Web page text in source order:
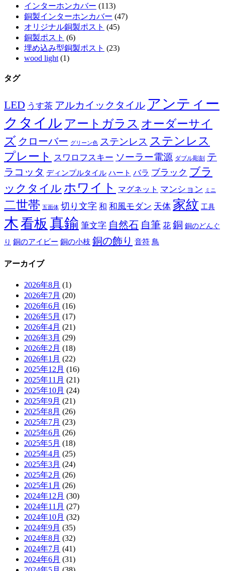
インターホンカバー (113)
銅製インターホンカバー (47)
オリジナル銅製ポスト (45)
銅製ポスト (6)
埋め込み型銅製ポスト (23)
wood light (1)
タグ
LED うす茶 アルカイックタイル アンティー
クタイル アートガラス オーダーサイ
ズ クローバー グリーン色 ステンレス ステンレス
プレート スワロフスキー ソーラー電源 ダブル彫刻 テ
ラコッタ ディンプルタイル ハート バラ ブラック ブラ
ックタイル ホワイト マグネット マンション ミニ
二世帯 五面体 切り文字 和 和風モダン 天体 家紋 工具
木看板 真鍮 筆文字 自然石 自筆 花 銅 銅のどんぐ
り 銅のアイビー 銅の小枝 銅の飾り 音符 鳥
アーカイブ
2026年8月 (1)
2026年7月 (20)
2026年6月 (16)
2026年5月 (17)
2026年4月 (21)
2026年3月 (29)
2026年2月 (18)
2026年1月 (22)
2025年12月 (16)
2025年11月 (21)
2025年10月 (24)
2025年9月 (21)
2025年8月 (26)
2025年7月 (23)
2025年6月 (26)
2025年5月 (18)
2025年4月 (25)
2025年3月 (24)
2025年2月 (26)
2025年1月 (26)
2024年12月 (30)
2024年11月 (27)
2024年10月 (32)
2024年9月 (35)
2024年8月 (32)
2024年7月 (41)
2024年6月 (31)